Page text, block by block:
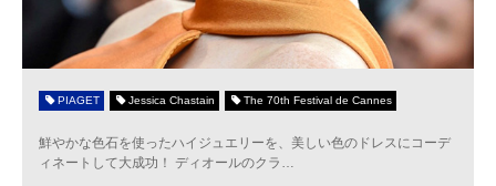
PIAGET Jessica Chastain The 70th Festival de Cannes
鮮やかな色石を使ったハイジュエリーを、美しい色のドレスにコーデ
ィネートして大成功！ ディオールのクラ …